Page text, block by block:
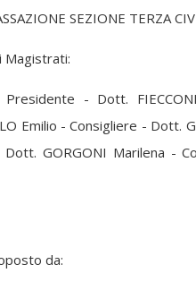
SEZIONE TERZA
Magistrati:
- Dott.
Emilio - Consigliere - Dott.
GORGONI Marilena -
da: